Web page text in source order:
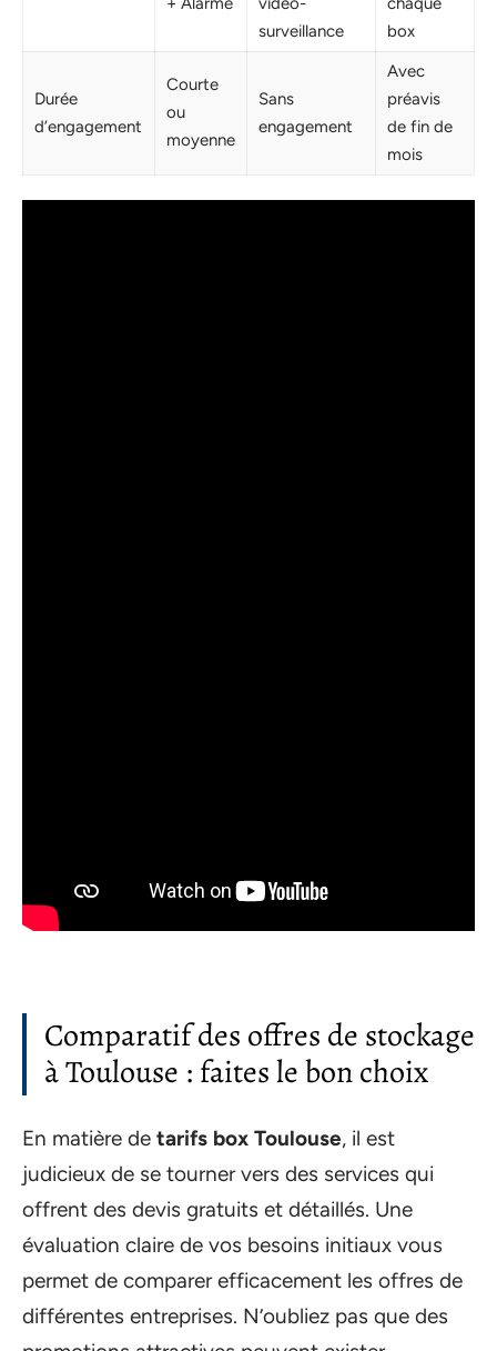
surveillance
box
Durée
d’engagement
Courte
ou
moyenne
Sans
engagement
Avec
préavis
de fin de
mois
Comparatif des offres de stockage
à Toulouse : faites le bon choix
En matière de tarifs box Toulouse, il est
judicieux de se tourner vers des services qui
offrent des devis gratuits et détaillés. Une
évaluation claire de vos besoins initiaux vous
permet de comparer efficacement les offres de
différentes entreprises. N’oubliez pas que des